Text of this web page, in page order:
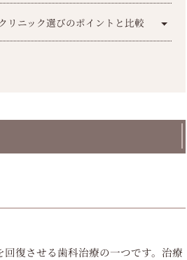
リニック選びのポイントと比較
復させる歯科治療の一つです。治療